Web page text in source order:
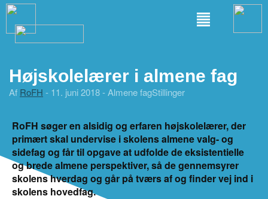
Højskolelærer i almene fag
Af RoFH - 11. juni 2018 -Almene fagStillinger
RoFH søger en alsidig og erfaren højskolelærer, der
primært skal undervise i skolens almene valg- og
sidefag og får til opgave at udfolde de eksistentielle
og brede almene perspektiver, så de gennemsyrer
skolens hverdag og går på tværs af og finder vej ind i
skolens hovedfag.